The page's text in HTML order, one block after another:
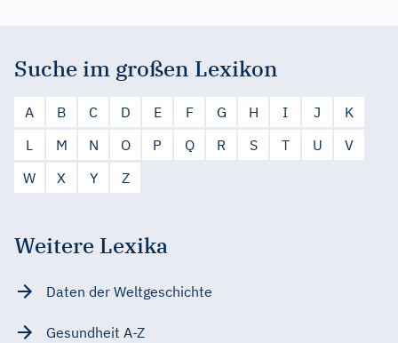
Suche im großen Lexikon
A B C D E F G H I J
K
L
M N O P Q R S T U
V
W
X Y Z
Weitere Lexika
Daten der Weltgeschichte
Gesundheit A-Z